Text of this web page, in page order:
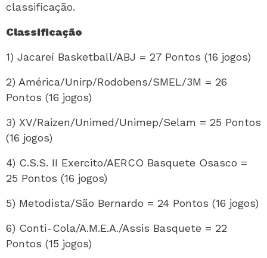
classificação.
Classificação
1) Jacareí Basketball/ABJ = 27 Pontos (16 jogos)
2) América/Unirp/Rodobens/SMEL/3M = 26
Pontos (16 jogos)
3) XV/Raizen/Unimed/Unimep/Selam = 25 Pontos
(16 jogos)
4) C.S.S. II Exercito/AERCO Basquete Osasco =
25 Pontos (16 jogos)
5) Metodista/São Bernardo = 24 Pontos (16 jogos)
6) Conti-Cola/A.M.E.A./Assis Basquete = 22
Pontos (15 jogos)